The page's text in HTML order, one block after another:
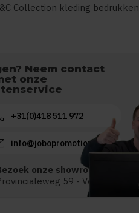
Collection kleding bedrukken
Neem contact
onze
+31(0)418 511 972
info@jobopromotions.nl
onze showroom:
59 - Velddriel